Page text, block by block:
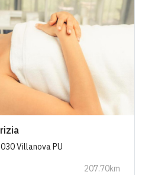
Villanova PU
207.70km